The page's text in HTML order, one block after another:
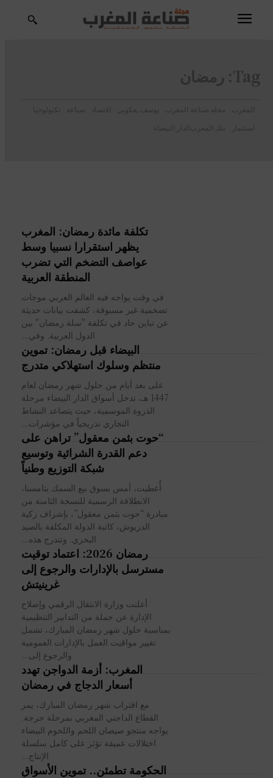
Tag: رمضان
المغرب مجلة صناعة المغرب يوسف يعكوبي اقتصاد صناعة
تكنولوجيا
استثمار
بنك المغرب الدار البيضاء
تكلفة مائدة رمضان: المغرب
يظهر استقرارا نسبيا وسط
عواصف التضخم التي تضرب
المنطقة العربية
في وقت يواجه فيه العالم العربي موجات
تضخمية غير مسبوقة، كشفت بيانات حديثة
عن تباين حاد في تكلفة "سلة رمضان" بين
الدول العربية. وفي...
البيضاء قبل رمضان: تموين
منتظم وسلوك استهلاكي متدرج
على بعد أيام من حلول شهر رمضان لعام
1447 هـ، تدخل أسواق الدار البيضاء مرحلة
الذروة الموسمية، حيث يتصاعد النشاط
التجاري تدريجياً في مؤشرات...
“حوت بثمن معقول” تراهن على
دعم القدرة الشرائية وتوسيع
شبكة التوزيع وطنياً
أُعطيت، أمس بسوق بيع السمك بتامسنا،
الانطلاقة الرسمية للنسخة الثامنة من
مبادرة “حوت بثمن معقول”، بإشراف زكية
الدريوش، كاتبة الدولة المكلفة بالصيد
البحري. وتندرج هذه...
رمضان 2026: اعتماد توقيت
مسترسل بالإدارات والرجوع إلى
غرينيتش
أعلنت وزارة الانتقال الرقمي وإصلاح
الإدارة عن جملة من التدابير التنظيمية
بمناسبة حلول شهر رمضان المبارك، تشمل
تغيير مواقيت العمل بالإدارات العمومية
والرجوع إلى...
المغرب: أزمة الدواجن تهدد
أسعار الدجاج في رمضان
مع اقتراب شهر رمضان المبارك، يمر
القطاع الداجني المغربي بمرحلة حرجة.
يواجه منتجو صيصان اللحم واللحوم البيضاء
اختلالات عميقة تؤثر على كامل سلسلة
الإنتاج...
الحكومة تطمئن.. تموين الأسواق